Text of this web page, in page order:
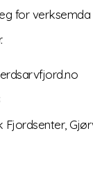
for verksemda